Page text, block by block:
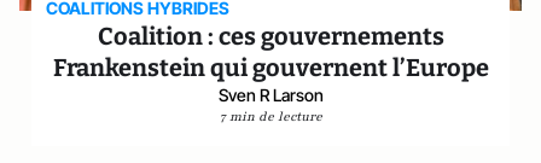
COALITIONS HYBRIDES
Coalition : ces gouvernements
Frankenstein qui gouvernent l’Europe
Sven R Larson
7 min de lecture